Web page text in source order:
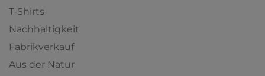
T-Shirts
Nachhaltigkeit
Fabrikverkauf
Aus der Natur